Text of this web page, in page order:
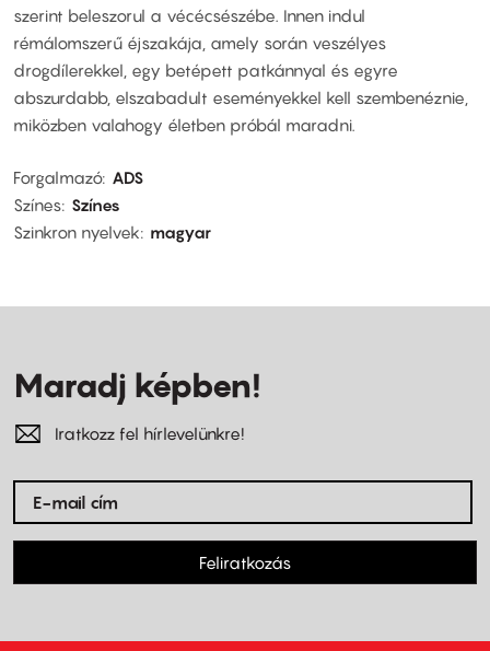
szerint beleszorul a vécécsészébe. Innen indul
rémálomszerű éjszakája, amely során veszélyes
drogdílerekkel, egy betépett patkánnyal és egyre
abszurdabb, elszabadult eseményekkel kell szembenéznie,
miközben valahogy életben próbál maradni.
Forgalmazó ADS
Színes Színes
Szinkron nyelvek
magyar
Maradj képben!
Iratkozz fel hírlevelünkre!
Feliratkozás